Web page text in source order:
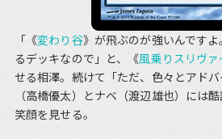
「《変わり谷》が飛ぶのが強いんです
るデッキなので」と、《風乗りスリヴァ
せる相澤。続けて「ただ、色々とアド
（高橋優太）とナベ（渡辺雄也）には
笑顔を見せる。